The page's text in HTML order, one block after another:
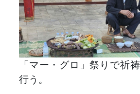
「マー・グロ」祭りで祈
行う。